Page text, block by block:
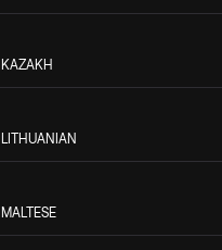
KAZAKH
LITHUANIAN
MALTESE